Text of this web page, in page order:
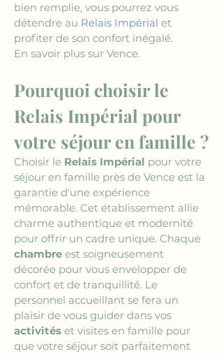
bien remplie, vous pourrez vous
détendre au Relais Impérial et
profiter de son confort inégalé.
En savoir plus sur Vence.
Pourquoi choisir le
Relais Impérial pour
votre séjour en famille ?
Choisir le Relais Impérial pour votre
séjour en famille près de Vence est la
garantie d'une expérience
mémorable. Cet établissement allie
charme authentique et modernité
pour offrir un cadre unique. Chaque
chambre est soigneusement
décorée pour vous envelopper de
confort et de tranquillité. Le
personnel accueillant se fera un
plaisir de vous guider dans vos
activités et visites en famille pour
que votre séjour soit parfaitement